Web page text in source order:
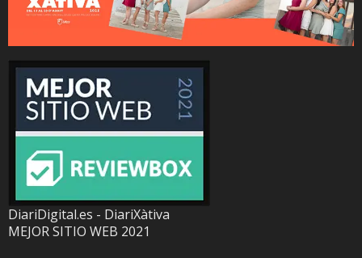
DiariDigital.es - DiariXàtiva
MEJOR SITIO WEB 2021